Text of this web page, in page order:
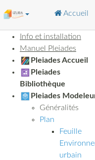
Accueil
Info et installation
Manuel Pleiades
Pleiades Accueil
Pleiades
Bibliothèque
Pleiades
Généralités
Plan
Feuille
urbain